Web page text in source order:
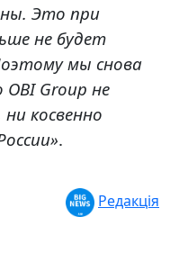
Это при
не будет
мы снова
Group не
косвенно
.
Редакція